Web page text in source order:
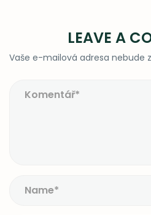
LEAVE A
Vaše e-mailová adresa nebude